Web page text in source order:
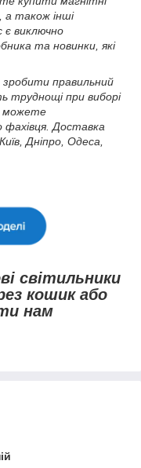
а також інші
є виключно
та новинки, які
правильний
труднощі при виборі
можете
фахівця. Доставка
Дніпро, Одеса,
світильники
кошик або
нам